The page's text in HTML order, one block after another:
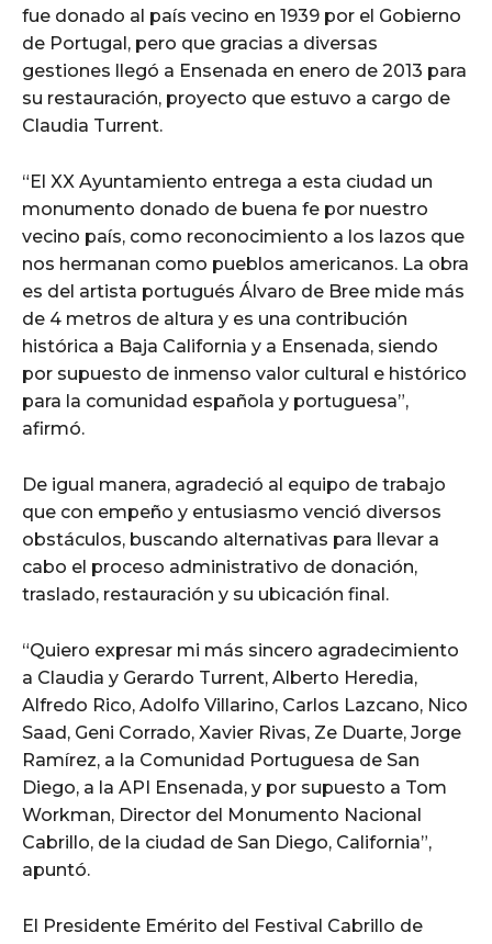
fue donado al país vecino en 1939 por el Gobierno
de Portugal, pero que gracias a diversas
gestiones llegó a Ensenada en enero de 2013 para
su restauración, proyecto que estuvo a cargo de
Claudia Turrent.
“El XX Ayuntamiento entrega a esta ciudad un
monumento donado de buena fe por nuestro
vecino país, como reconocimiento a los lazos que
nos hermanan como pueblos americanos. La obra
es del artista portugués Álvaro de Bree mide más
de 4 metros de altura y es una contribución
histórica a Baja California y a Ensenada, siendo
por supuesto de inmenso valor cultural e histórico
para la comunidad española y portuguesa”,
afirmó.
De igual manera, agradeció al equipo de trabajo
que con empeño y entusiasmo venció diversos
obstáculos, buscando alternativas para llevar a
cabo el proceso administrativo de donación,
traslado, restauración y su ubicación final.
“Quiero expresar mi más sincero agradecimiento
a Claudia y Gerardo Turrent, Alberto Heredia,
Alfredo Rico, Adolfo Villarino, Carlos Lazcano, Nico
Saad, Geni Corrado, Xavier Rivas, Ze Duarte, Jorge
Ramírez, a la Comunidad Portuguesa de San
Diego, a la API Ensenada, y por supuesto a Tom
Workman, Director del Monumento Nacional
Cabrillo, de la ciudad de San Diego, California”,
apuntó.
El Presidente Emérito del Festival Cabrillo de